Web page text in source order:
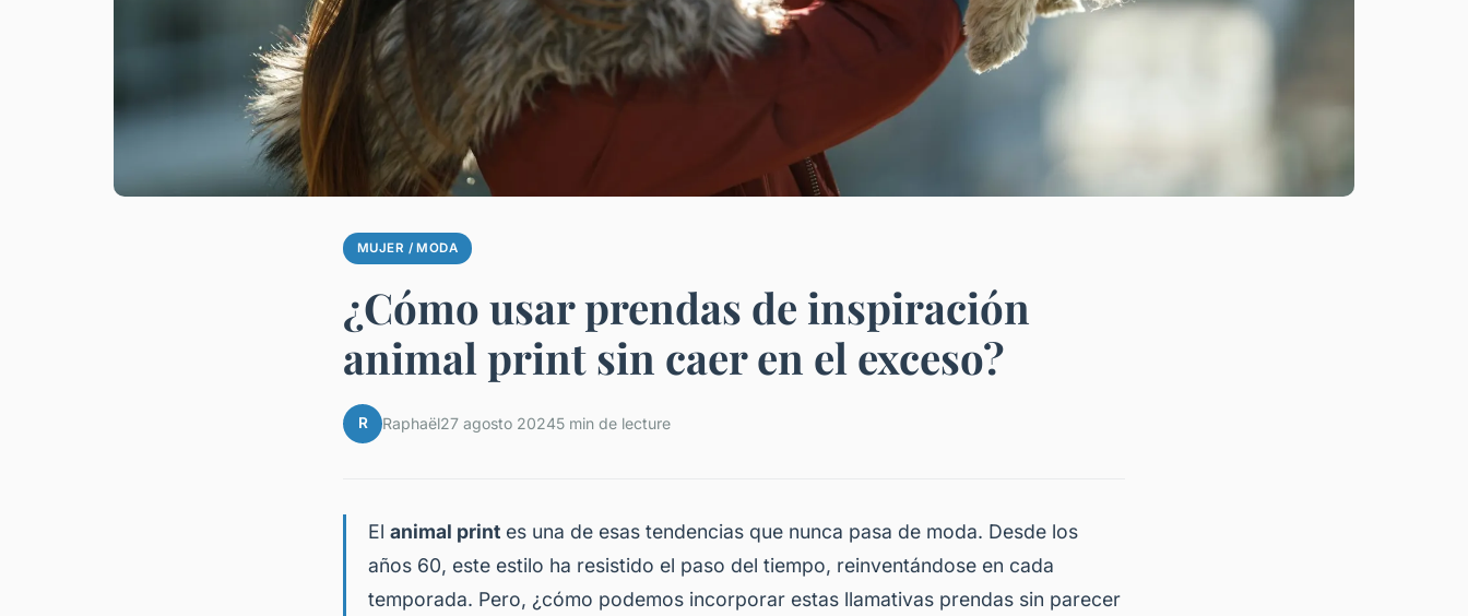
MUJER / MODA
¿Cómo usar prendas de inspiración
animal print sin caer en el exceso?
R Raphaël27 agosto 20245 min de lecture
El animal print es una de esas tendencias que nunca pasa de moda. Desde los
años 60, este estilo ha resistido el paso del tiempo, reinventándose en cada
temporada. Pero, ¿cómo podemos incorporar estas llamativas prendas sin parecer